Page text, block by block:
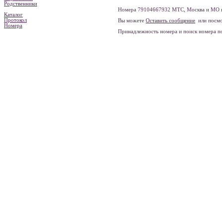
Родственники
Каталог
Протокол
Номера
Номера 79104667932 МТС, Москва и МО
Вы можете Оставить сообщение или
Принадлежность номера и поиск номера